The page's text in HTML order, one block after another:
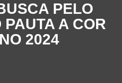
PELO
A COR
2024